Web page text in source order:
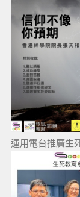
運用電台推廣生